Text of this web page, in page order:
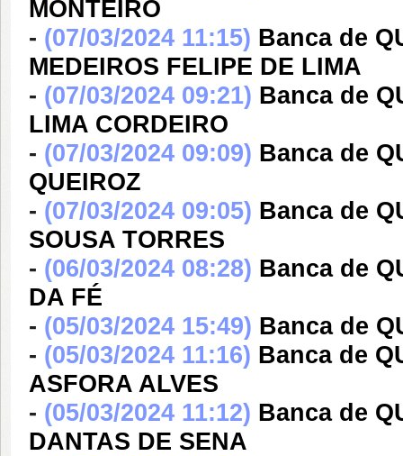
MONTEIRO
- (07/03/2024 11:15) Banca de
MEDEIROS FELIPE DE LIMA
- (07/03/2024 09:21) Banca de
LIMA CORDEIRO
- (07/03/2024 09:09) Banca de
QUEIROZ
- (07/03/2024 09:05) Banca de
SOUSA TORRES
- (06/03/2024 08:28) Banca de
DA FÉ
- (05/03/2024 15:49) Banca de
- (05/03/2024 11:16) Banca de
ASFORA ALVES
- (05/03/2024 11:12) Banca de
DANTAS DE SENA